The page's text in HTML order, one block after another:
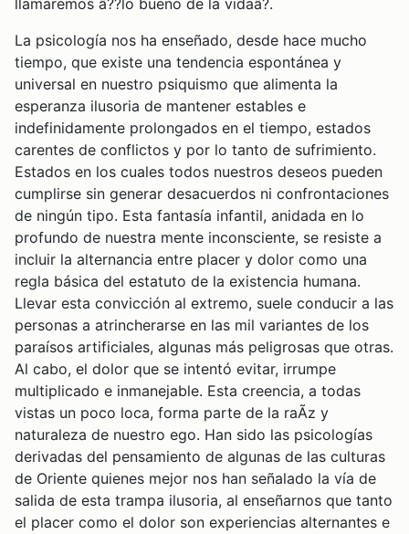
llamaremos â??lo bueno de la vidaâ?.
La psicología nos ha enseñado, desde hace mucho
tiempo, que existe una tendencia espontánea y
universal en nuestro psiquismo que alimenta la
esperanza ilusoria de mantener estables e
indefinidamente prolongados en el tiempo, estados
carentes de conflictos y por lo tanto de sufrimiento.
Estados en los cuales todos nuestros deseos pueden
cumplirse sin generar desacuerdos ni confrontaciones
de ningún tipo. Esta fantasía infantil, anidada en lo
profundo de nuestra mente inconsciente, se resiste a
incluir la alternancia entre placer y dolor como una
regla básica del estatuto de la existencia humana.
Llevar esta convicción al extremo, suele conducir a las
personas a atrincherarse en las mil variantes de los
paraísos artificiales, algunas más peligrosas que otras.
Al cabo, el dolor que se intentó evitar, irrumpe
multiplicado e inmanejable. Esta creencia, a todas
vistas un poco loca, forma parte de la raÃ­z y
naturaleza de nuestro ego. Han sido las psicologías
derivadas del pensamiento de algunas de las culturas
de Oriente quienes mejor nos han señalado la vía de
salida de esta trampa ilusoria, al enseñarnos que tanto
el placer como el dolor son experiencias alternantes e